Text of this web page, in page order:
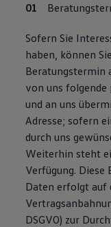
Sofern Sie
haben, können
Beratungstermin
von uns folgende
und an uns
Adresse; sofern
durch uns
Weiterhin steht
Verfügung.
Daten erfolgt auf
DSGVO) zur